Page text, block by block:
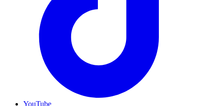
YouTube